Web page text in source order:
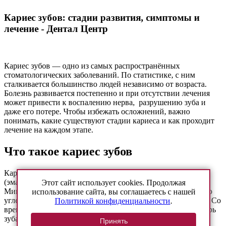
Кариес зубов: стадии развития, симптомы и
лечение - Дентал Центр
Кариес зубов — одно из самых распространённых
стоматологических заболеваний. По статистике, с ним
сталкивается большинство людей независимо от возраста.
Болезнь развивается постепенно и при отсутствии лечения
может привести к воспалению нерва, разрушению зуба и
даже его потере. Чтобы избежать осложнений, важно
понимать, какие существуют стадии кариеса и как проходит
лечение на каждом этапе.
Что такое кариес зубов
Кариес зубов — это процесс разрушения твёрдых тканей
(эмали и дентина) под воздействием бактерий.
Микроорганизмы перерабатывают остатки пищи, особенно
углеводы, и выделяют кислоты, которые разрушают эмаль. Со
временем поражение углубляется и распространяется внутрь
зуба.
Этот сайт использует cookies. Продолжая
использование сайта, вы соглашаетесь с нашей
Политикой конфиденциальности.
Принять